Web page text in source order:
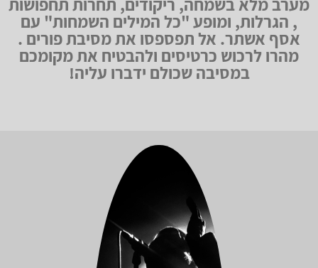
, הגרלות, ומופע "כל המילים השמחות" עם
אסף אשתר. אל תפספסו את מסיבת פורים .
מהרו לרכוש כרטיסים ולהבטיח את מקומכם
במסיבה שכולם ידברו עליה!